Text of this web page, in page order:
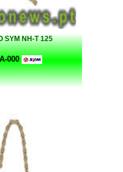
SYM NH-T 125
000